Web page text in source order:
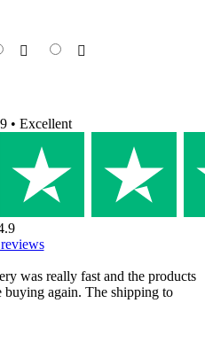
• Excellent
was really fast and the products
again. The shipping to